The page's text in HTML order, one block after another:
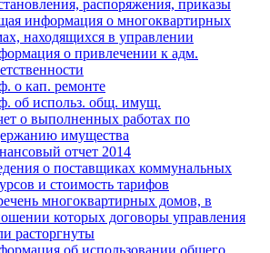
распоряжения, приказы
информация о многоквартирных
находящихся в управлении
о привлечении к адм.
о кап. ремонте
об использ. общ. имущ.
о выполненных работах по
имущества
отчет 2014
о поставщиках коммунальных
и стоимость тарифов
многоквартирных домов, в
которых договоры управления
расторгнуты
об использовании общего